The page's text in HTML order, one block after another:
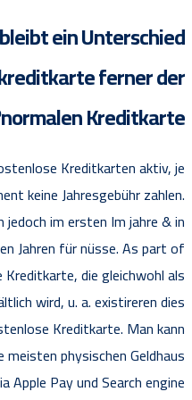
ein Unterschied
ferner der
normalen Kreditkarte?
Kreditkarten aktiv, je
keine Jahresgebühr zahlen.
im ersten Im jahre & in
Jahren für nüsse. As part of
die gleichwohl als
wird, u. a. existireren dies
Kreditkarte. Man kann
meisten physischen Geldhaus
Apple Pay und Search engine